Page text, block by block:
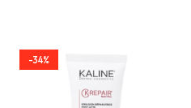
-34%